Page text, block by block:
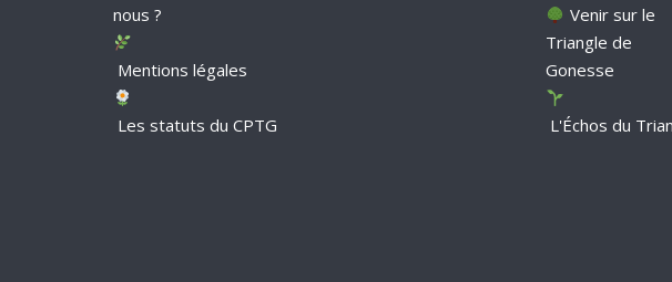
nous ?
Mentions légales
Les statuts du CPTG
Venir sur le
Triangle de
Gonesse
L'Échos du